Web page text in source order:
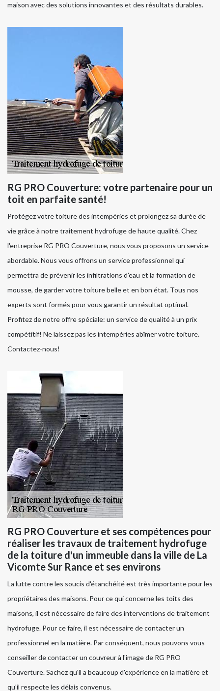
maison avec des solutions innovantes et des résultats durables.
RG PRO Couverture: votre partenaire pour un
toit en parfaite santé!
Protégez votre toiture des intempéries et prolongez sa durée de
vie grâce à notre traitement hydrofuge de haute qualité. Chez
l'entreprise RG PRO Couverture, nous vous proposons un service
abordable. Nous vous offrons un service professionnel qui
permettra de prévenir les infiltrations d’eau et la formation de
mousse, de garder votre toiture belle et en bon état. Tous nos
experts sont formés pour vous garantir un résultat optimal.
Profitez de notre offre spéciale: un service de qualité à un prix
compétitif! Ne laissez pas les intempéries abîmer votre toiture.
Contactez-nous!
RG PRO Couverture et ses compétences pour
réaliser les travaux de traitement hydrofuge
de la toiture d'un immeuble dans la ville de La
Vicomte Sur Rance et ses environs
La lutte contre les soucis d'étanchéité est très importante pour les
propriétaires des maisons. Pour ce qui concerne les toits des
maisons, il est nécessaire de faire des interventions de traitement
hydrofuge. Pour ce faire, il est nécessaire de contacter un
professionnel en la matière. Par conséquent, nous pouvons vous
conseiller de contacter un couvreur à l'image de RG PRO
Couverture. Sachez qu'il a beaucoup d'expérience en la matière et
qu'il respecte les délais convenus.